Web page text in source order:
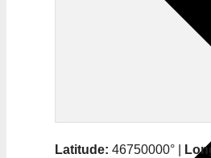
Latitude: 46750000° |